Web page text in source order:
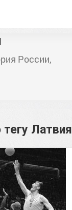
России,
Латвия